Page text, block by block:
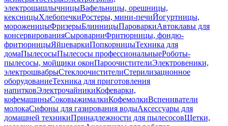
электрошашлычницыВафельницы, орешницы,
кексницыХлебопечкиРостеры, мини-печиЙогуртницы,
мороженицыФризерыБлинницыПароваркиАвтоклавы для
консервированияСыроварниФритюрницы, фондю-
фритюрницыЯйцеваркиПопкорницыТехника для
домаПылесосыПылесосы профессиональныеРоботы-
пылесосы, мойщики оконПароочистителиЭлектровеники,
электрошвабрыСтеклоочистителиСтерилизационное
оборудованиеТехника для приготовления
напитковЭлектрочайникиКофеварки,
кофемашиныСоковыжималкиКофемолкиВспениватели
молокаСифоны для газирования водыАксессуары для
домашней техникиПринадлежности для пылесосовЩетки,